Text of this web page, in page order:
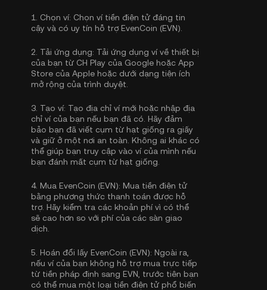
1. Chọn ví: Chọn ví tiền điện tử đáng tin
cậy và có uy tín hỗ trợ EvenCoin (EVN).
2. Tải ứng dụng: Tải ứng dụng ví về thiết bị
của bạn từ CH Play của Google hoặc App
Store của Apple hoặc dưới dạng tiện ích
mở rộng của trình duyệt.
3. Tạo ví: Tạo địa chỉ ví mới hoặc nhập địa
chỉ ví của bạn nếu bạn đã có. Hãy đảm
bảo bạn đã viết cụm từ hạt giống ra giấy
và giữ ở một nơi an toàn. Không ai khác có
thể giúp bạn truy cập vào ví của mình nếu
bạn đánh mất cụm từ hạt giống.
4. Mua EvenCoin (EVN): Mua tiền điện tử
bằng phương thức thanh toán được hỗ
trợ. Hãy kiểm tra các khoản phí vì có thể
sẽ cao hơn so với phí của các sàn giao
dịch.
5. Hoán đổi lấy EvenCoin (EVN): Ngoài ra,
nếu ví của bạn không hỗ trợ mua trực tiếp
từ tiền pháp định sang EVN, trước tiên bạn
có thể mua một loại tiền điện tử phổ biến